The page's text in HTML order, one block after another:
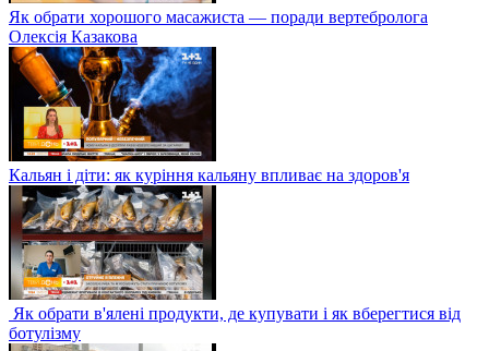
Як обрати хорошого масажиста — поради вертебролога
Олексія Казакова
Кальян і діти: як куріння кальяну впливає на здоров'я
Як обрати в'ялені продукти, де купувати і як вберегтися від
ботулізму